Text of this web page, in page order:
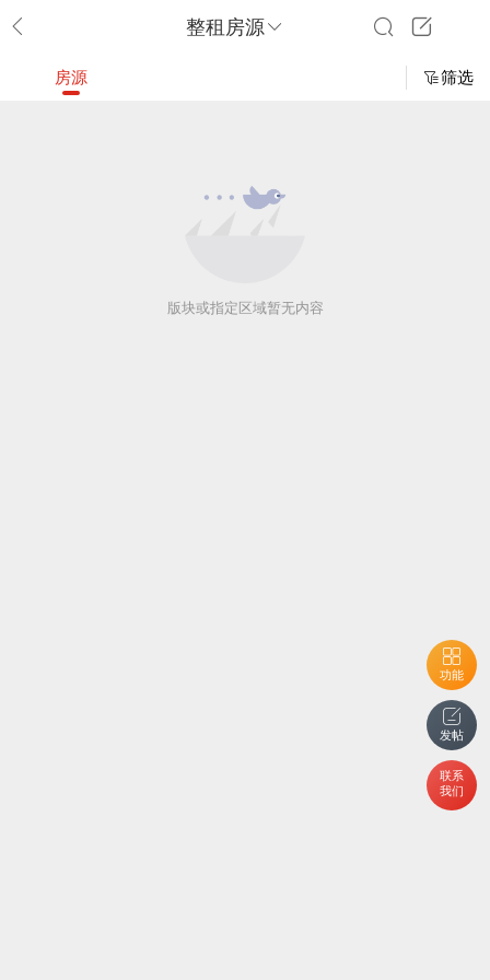
整租房源
功能
发帖
联系
我们
房源 筛选
版块或指定区域暂无内容